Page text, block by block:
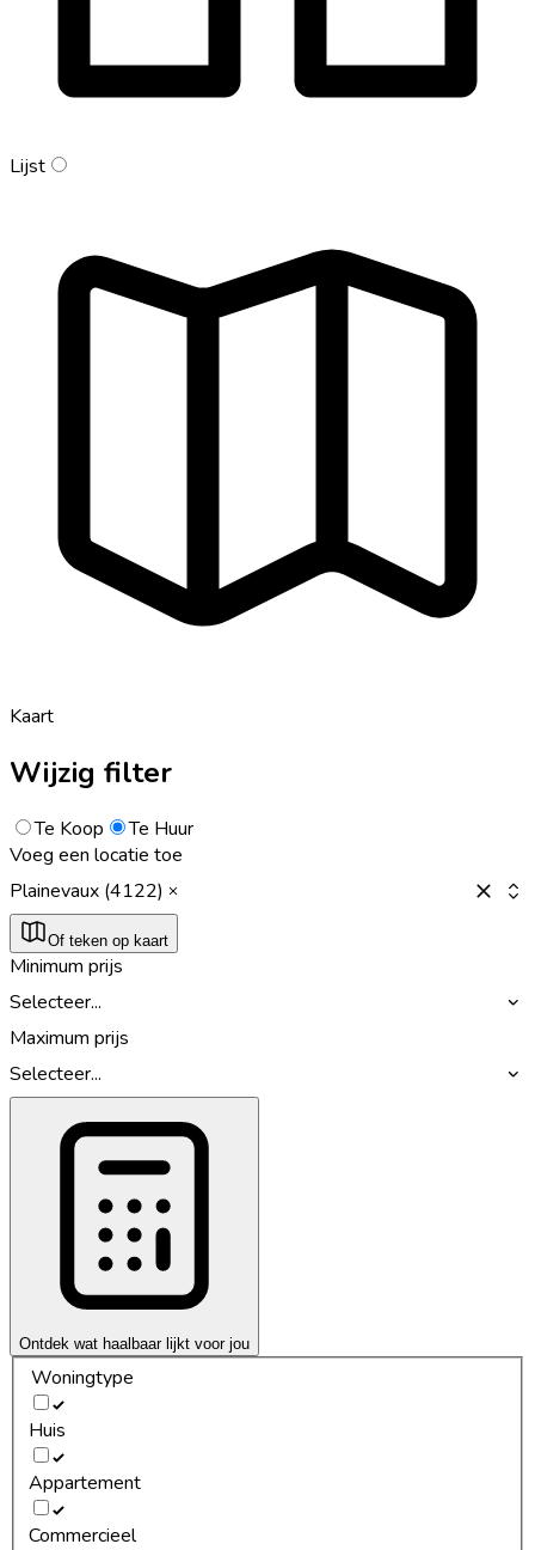
Lijst
Kaart
Wijzig filter
Te Koop
Te Huur
Voeg een locatie toe
Plainevaux (4122)
Of teken op kaart
Minimum prijs
Selecteer...
Maximum prijs
Selecteer...
Ontdek wat haalbaar lijkt voor jou
Woningtype
Huis
Appartement
Commercieel